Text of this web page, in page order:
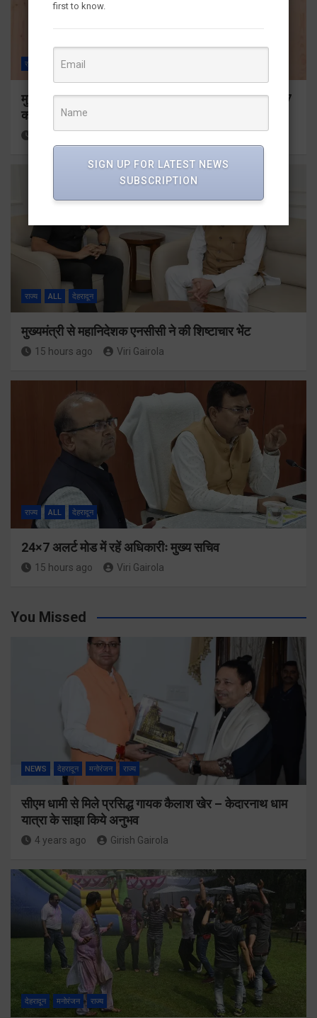
राज्य देहरादून
मुख्यमंत्री ने प्रदान की विभिन्न विकास योजनाओं के लिए 1967
करोड़ की वित्तीय स्वीकृति
राज्य ALL देहरादून
मुख्यमंत्री से महानिदेशक एनसीसी ने की शिष्टाचार भेंट
15 hours ago Viri Gairola
राज्य ALL देहरादून
24×7 अलर्ट मोड में रहें अधिकारीः मुख्य सचिव
15 hours ago Viri Gairola
You Missed
NEWS देहरादून मनोरंजन राज्य
सीएम धामी से मिले प्रसिद्ध गायक कैलाश खेर – केदारनाथ धाम
यात्रा के साझा किये अनुभव
4 years ago Girish Gairola
देहरादून मनोरंजन राज्य
first to know.
SIGN UP FOR LATEST NEWS
SUBSCRIPTION